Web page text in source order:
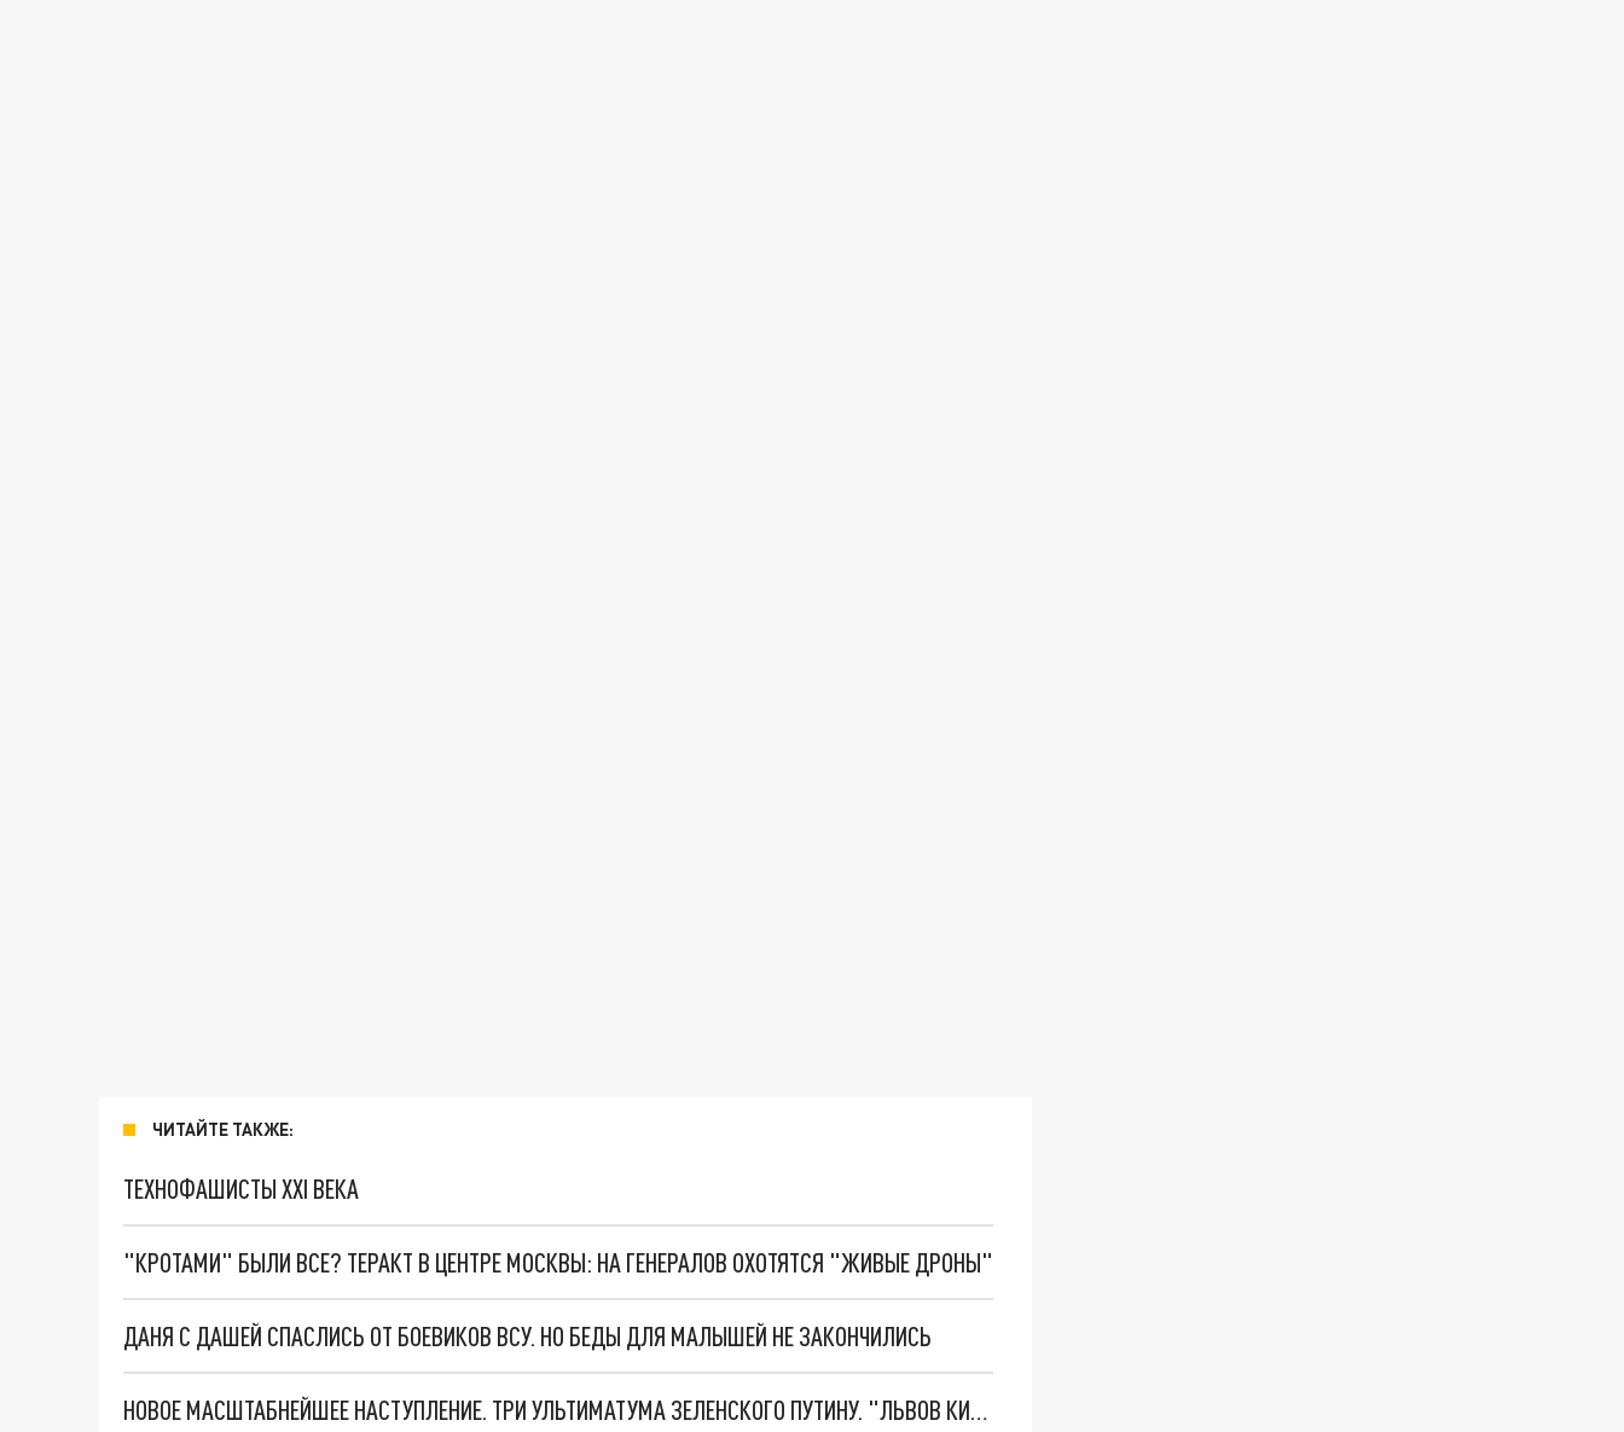
ЧИТАЙТЕ ТАКЖЕ:
ТЕХНОФАШИСТЫ XXI ВЕКА
"КРОТАМИ" БЫЛИ ВСЕ? ТЕРАКТ В ЦЕНТРЕ МОСКВЫ: НА ГЕНЕРАЛОВ ОХОТЯТСЯ "ЖИВЫЕ ДРОНЫ"
ДАНЯ С ДАШЕЙ СПАСЛИСЬ ОТ БОЕВИКОВ ВСУ. НО БЕДЫ ДЛЯ МАЛЫШЕЙ НЕ ЗАКОНЧИЛИСЬ
НОВОЕ МАСШТАБНЕЙШЕЕ НАСТУПЛЕНИЕ. ТРИ УЛЬТИМАТУМА ЗЕЛЕНСКОГО ПУТИНУ. "ЛЬВОВ КИМА" ПОСТАВЯТ НА ПВО? ГЛОБАЛЬНЫЙ ПРОРЫВ ПОД ЗАПОРОЖЬЕМ